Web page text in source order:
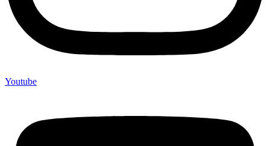
Youtube